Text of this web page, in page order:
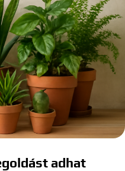
adhat